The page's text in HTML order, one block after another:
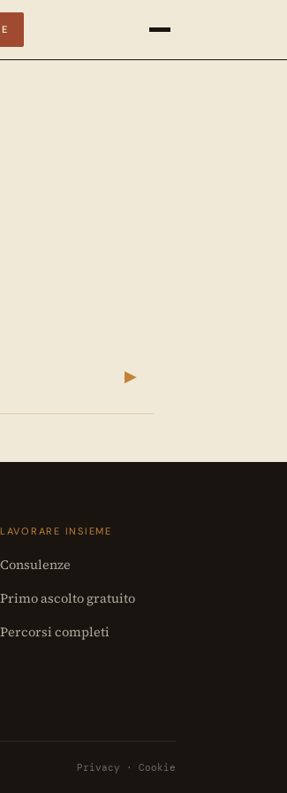
▶
LAVORARE INSIEME
Consulenze
Primo ascolto gratuito
Percorsi completi
Privacy · Cookie